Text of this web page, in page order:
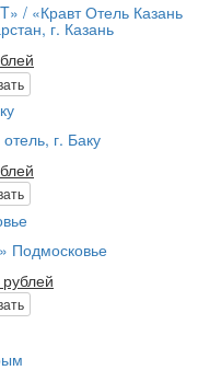
/ «Кравт Отель Казань
г. Казань
г. Баку
Подмосковье